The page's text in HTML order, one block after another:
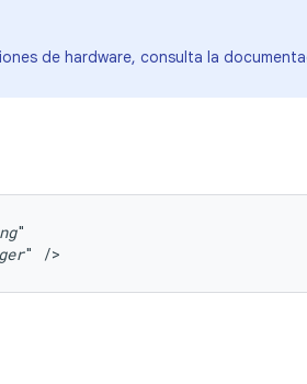
de hardware, consulta la
" />